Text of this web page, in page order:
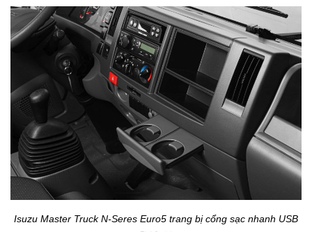
Isuzu Master Truck N-Seres Euro5 trang bị cổng sạc nhanh USB